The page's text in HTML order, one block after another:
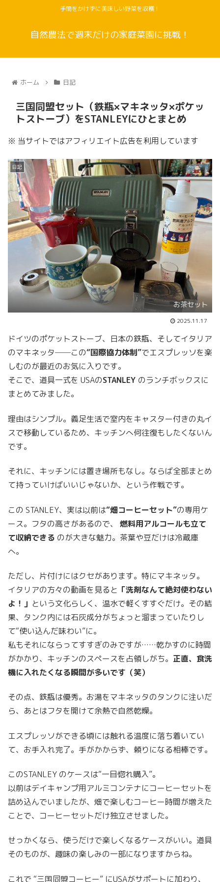
手間をかけずに美味しい野菜を収穫！
自然農法で週末だけの家庭菜園に挑戦！
ホーム 日記
三国同盟セット（鉄瓶×マキネッタ×ポケッ
トストーブ）をSTANLEYにひとまとめ
※ 当サイトではアフィリエイト広告を利用しています
日記
お茶セット
2025.11.17
ドイツのポケットストーブ、日本の鉄瓶、そしてイタリア
のマキネッタ──この“国際協力体制”でエスプレッソを楽
しむのが最近のお気に入りです。
そこで、道具一式を USAのSTANLEY のランチボックスに
まとめてみました。
理由はシンプル。義足生活で室内をキャスター付きの丸イ
スで移動しているため、キッチンへ何往復もしたくないん
です。
それに、キッチンには置き場所もなし。ならば全部まとめ
て持っていけばいいじゃないか、という作戦です。
この STANLEY、実は以前は“畑コーヒーセット”の専用ケ
ース。フタの高さがあるので、 燃料用アルコールも立て
て収納できる のが大きな魅力。茶葉や豆だけは冷蔵庫
へ。
ただし、片付けにはクセがあります。特にマキネッタ。
イタリアの方々の動画を見ると 「洗剤なんて絶対使わない
よ！」 という文化らしく、温水で軽くすすぐだけ。その結
果、タンク内には石灰成分がちょっと溜まっていたりし
て“使い込んだ味わい”に。
私もそれにならってすすぎのみですが……乾かすのに時間
がかかり、キッチンのスペースを占領しがち。 正直、食洗
機に入れたくなる瞬間が多いです（笑）
その点、鉄瓶は優秀。お湯をマキネッタのタンクに注いだ
ら、あとはフタを開けて余熱で自然乾燥。
エスプレッソができる頃には触れる温度に落ち着いてい
て、お手入れ完了。手がかからず、頼りになる相棒です。
このSTANLEY のケースは“一目惚れ購入”。
以前はデイキャンプ用アルミコンテナにコーヒーセットを
詰め込んでいましたが、畑で楽しむコーヒー時間が増えた
ことで、コーヒーセットだけ独立させました。
せっかくなら、使うだけで楽しくなるケースがいい。道具
そのものが、趣味の楽しみの一部になりますからね。
これで “三国同盟コーヒー” にUSAがサポートに加わり、